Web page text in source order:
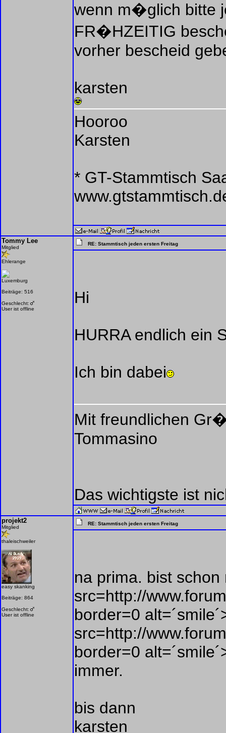
wenn m�glich bitte
FR�HZEITIG
vorher bescheid
karsten
Hooroo
Karsten
* GT-Stammtisch
Tommy Lee
Mitglied
Ehlerange
Luxemburg
Beiträge: 516
Geschlecht:
User ist offline
RE: Stammtisch jeden ersten Freitag
Hi
HURRA endlich ein
Ich bin dabei
Mit freundlichen
Tommasino
Das wichtigste ist
projekt2
Mitglied
thaleischweiler
easy skanking
Beiträge: 864
Geschlecht:
User ist offline
RE: Stammtisch jeden ersten Freitag
na prima. bist
src=http://
border=0
src=http://
border=0
immer.
bis dann
karsten